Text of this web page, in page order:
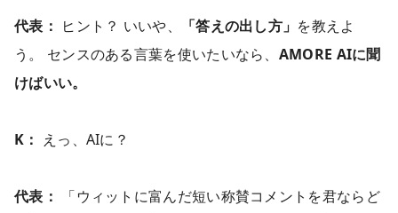
代表： ヒント？ いいや、 「答えの出し方」 を教えよ
う。 センスのある言葉を使いたいなら、 AMORE AIに聞
けばいい。
K： えっ、AIに？
代表：
「ウィットに富んだ短い称賛コメントを君ならど